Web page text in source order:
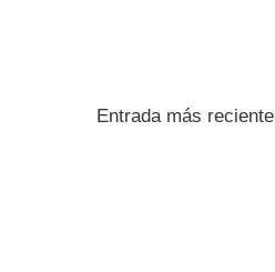
Entrada más reciente